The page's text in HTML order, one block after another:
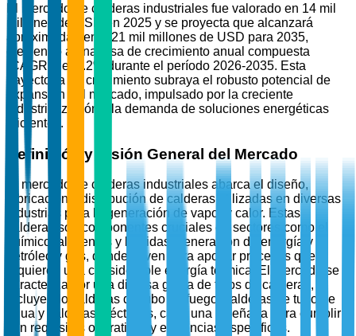
El mercado de calderas industriales fue valorado en 14 mil
millones de USD en 2025 y se proyecta que alcanzará
aproximadamente 21 mil millones de USD para 2035,
creciendo a una tasa de crecimiento anual compuesta
(CAGR) del 4.2% durante el período 2026-2035. Esta
trayectoria de crecimiento subraya el robusto potencial de
expansión del mercado, impulsado por la creciente
industrialización y la demanda de soluciones energéticas
eficientes.
Definición y Visión General del Mercado
El mercado de calderas industriales abarca el diseño,
fabricación y distribución de calderas utilizadas en diversas
industrias para la generación de vapor y calor. Estas
calderas son componentes cruciales en sectores como el
químico, alimentos y bebidas, generación de energía y
petróleo y gas, donde sirven para apoyar procesos que
requieren una considerable energía térmica. El mercado se
caracteriza por una diversa gama de tipos de calderas,
incluyendo calderas de tubo de fuego, calderas de tubo de
agua y calderas eléctricas, cada una diseñada para cumplir
con requisitos operativos y eficiencias específicas.